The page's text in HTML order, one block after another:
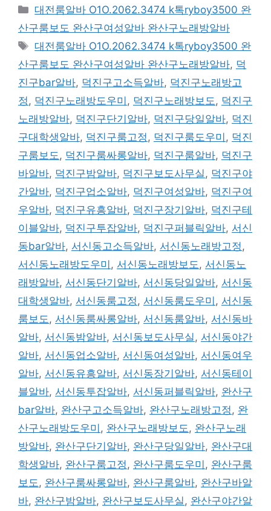
카
테
고
리
대전룸알바 O1O.2062.3474 k톡ryboy3500 완
산구룸보도 완산구여성알바 완산구노래방알바
태
그
대전룸알바 O1O.2062.3474 k톡ryboy3500 완
산구룸보도 완산구여성알바 완산구노래방알바, 덕
진구bar알바, 덕진구고소득알바, 덕진구노래방고
정 , 덕진구노래방도우미 , 덕진구노래방보도 , 덕진구
노래방알바, 덕진구단기알바, 덕진구당일알바, 덕진
구대학생알바, 덕진구룸고정 , 덕진구룸도우미 , 덕진
구룸보도 , 덕진구룸싸롱알바, 덕진구룸알바, 덕진구
바알바, 덕진구밤알바, 덕진구보도사무실 , 덕진구야
간알바, 덕진구업소알바, 덕진구여성알바, 덕진구여
우알바, 덕진구유흥알바, 덕진구장기알바, 덕진구테
이블알바, 덕진구투잡알바, 덕진구퍼블릭알바, 서신
동bar알바, 서신동고소득알바, 서신동노래방고정 ,
서신동노래방도우미 , 서신동노래방보도 , 서신동노
래방알바, 서신동단기알바, 서신동당일알바, 서신동
대학생알바, 서신동룸고정 , 서신동룸도우미 , 서신동
룸보도 , 서신동룸싸롱알바, 서신동룸알바, 서신동바
알바, 서신동밤알바, 서신동보도사무실 , 서신동야간
알바, 서신동업소알바, 서신동여성알바, 서신동여우
알바, 서신동유흥알바, 서신동장기알바, 서신동테이
블알바, 서신동투잡알바, 서신동퍼블릭알바, 완산구
bar알바, 완산구고소득알바, 완산구노래방고정 , 완
산구노래방도우미 , 완산구노래방보도 , 완산구노래
방알바, 완산구단기알바, 완산구당일알바, 완산구대
학생알바, 완산구룸고정 , 완산구룸도우미 , 완산구룸
보도 , 완산구룸싸롱알바, 완산구룸알바, 완산구바알
바, 완산구밤알바, 완산구보도사무실 , 완산구야간알